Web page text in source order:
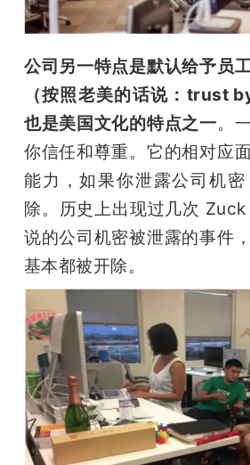
公司另一特点是默认给予员
（按照老美的话说：trust
也是美国文化的特点之一。
你信任和尊重。它的相对应
能力，如果你泄露公司机
除。历史上出现过几次
说的公司机密被泄露的事件
基本都被开除。